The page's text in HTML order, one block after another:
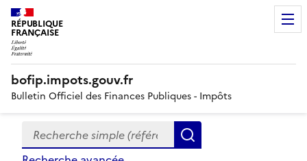
RÉPUBLIQUE
FRANÇAISE
bofip.impots.gouv.fr
Bulletin Officiel des Finances Publiques - Impôts
Formulaire
de
Recherche simple (références, mots clés, partie du